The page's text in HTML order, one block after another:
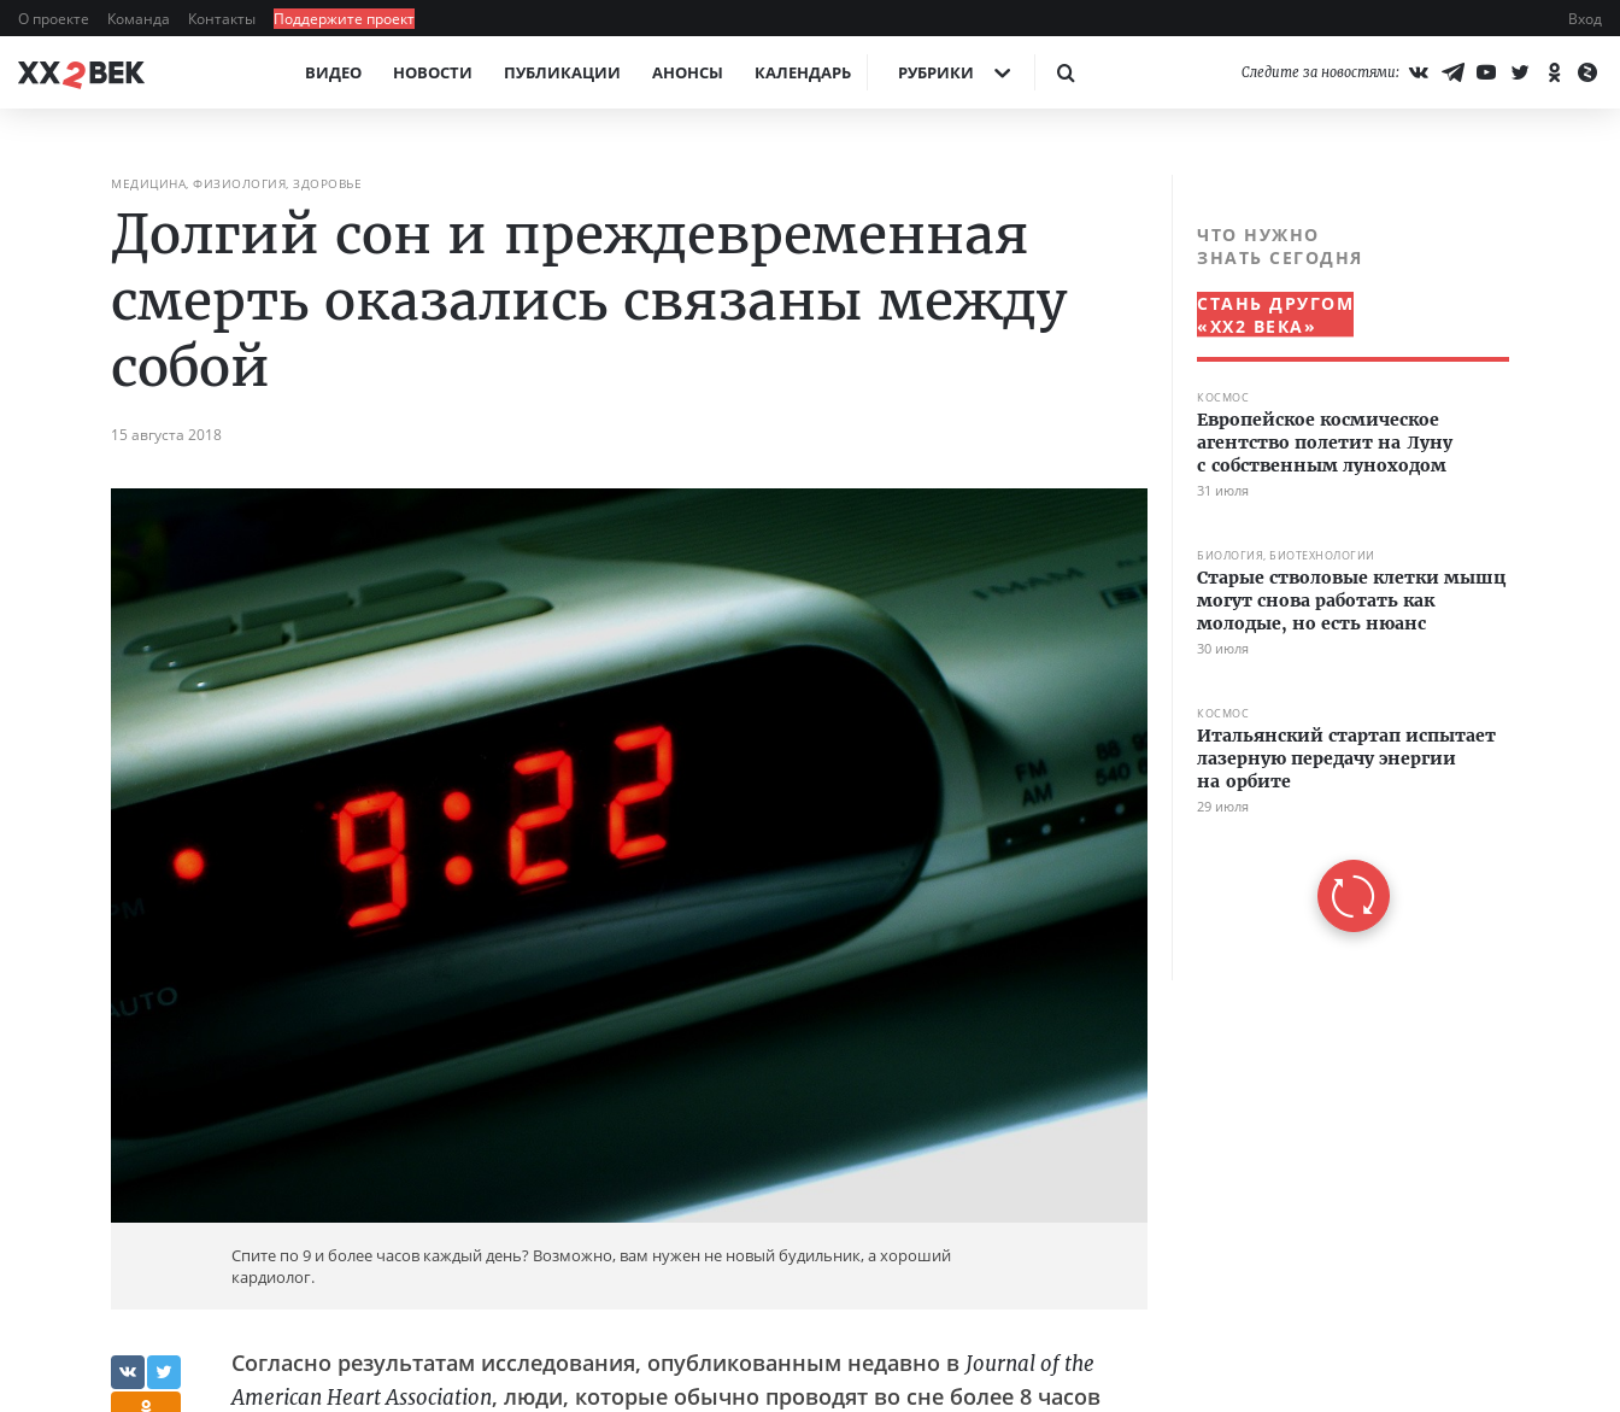
О проекте Команда Контакты Поддержите проект Вход
ВИДЕО НОВОСТИ ПУБЛИКАЦИИ АНОНСЫ КАЛЕНДАРЬ РУБРИКИ Следите за новостями:
МЕДИЦИНА, ФИЗИОЛОГИЯ, ЗДОРОВЬЕ
Долгий сон и преждевременная
смерть оказались связаны между
собой
15 августа 2018
Спите по 9 и более часов каждый день? Возможно, вам нужен не новый будильник, а хороший
кардиолог.
Согласно результатам исследования, опубликованным недавно в Journal of the
American Heart Association, люди, которые обычно проводят во сне более 8 часов
ЧТО НУЖНО
ЗНАТЬ СЕГОДНЯ
СТАНЬ ДРУГОМ
«XX2 ВЕКА»
КОСМОС
Европейское космическое
агентство полетит на Луну
с собственным луноходом
31 июля
БИОЛОГИЯ, БИОТЕХНОЛОГИИ
Старые стволовые клетки мышц
могут снова работать как
молодые, но есть нюанс
30 июля
КОСМОС
Итальянский стартап испытает
лазерную передачу энергии
на орбите
29 июля